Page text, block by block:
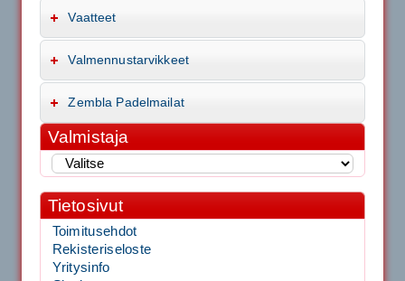
Vaatteet
Valmennustarvikkeet
Zembla Padelmailat
Valmistaja
Tietosivut
Toimitusehdot
Rekisteriseloste
Yritysinfo